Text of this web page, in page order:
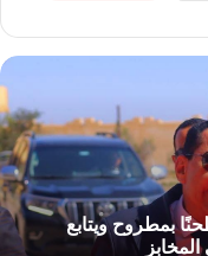
بمطروح ويتابع